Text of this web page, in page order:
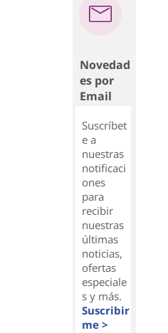
Novedad
es por
Email
Suscríbet
e a
nuestras
notificaci
ones
para
recibir
nuestras
últimas
noticias,
ofertas
especiale
s y más.
Suscribir
me >